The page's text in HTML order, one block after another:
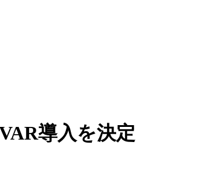
導入を決定